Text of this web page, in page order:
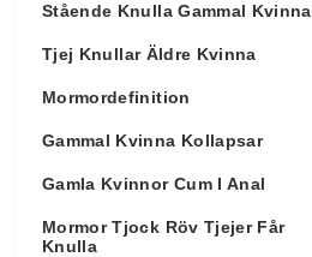
Stående Knulla Gammal Kvinna
Tjej Knullar Äldre Kvinna
Mormordefinition
Gammal Kvinna Kollapsar
Gamla Kvinnor Cum I Anal
Mormor Tjock Röv Tjejer Får
Knulla